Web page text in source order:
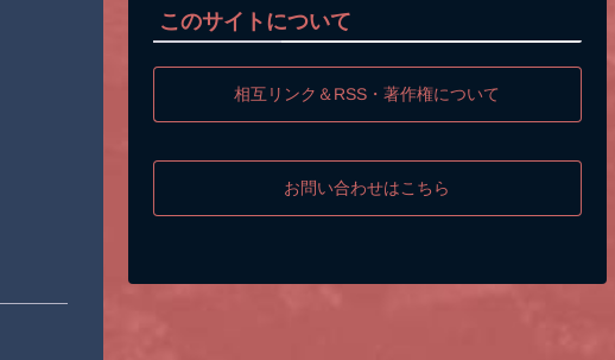
このサイトについて
相互リンク＆RSS・著作権について
お問い合わせはこちら